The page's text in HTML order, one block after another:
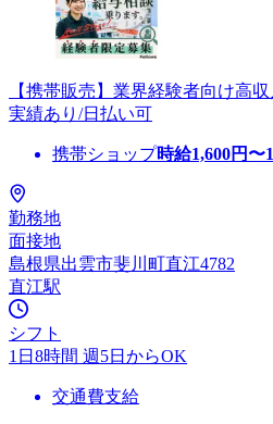
【携帯販売】業界経験者向け高
実績あり/日払い可
携帯ショップ時給1,600円〜
勤務地
面接地
島根県出雲市斐川町直江4782
直江駅
シフト
1日8時間 週5日からOK
交通費支給